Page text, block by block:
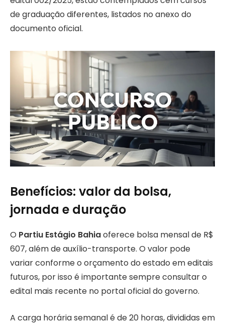
de graduação diferentes, listados no anexo do
documento oficial.
Benefícios: valor da bolsa,
jornada e duração
O Partiu Estágio Bahiaoferece bolsa mensal de R$
607, além de auxílio-transporte. O valor pode
variar conforme o orçamento do estado em editais
futuros, por isso é importante sempre consultar o
edital mais recente no portal oficial do governo.
A carga horária semanal é de 20 horas, divididas em